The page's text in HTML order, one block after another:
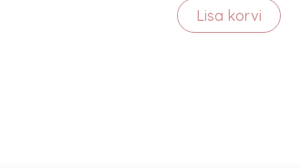
Lisa korvi